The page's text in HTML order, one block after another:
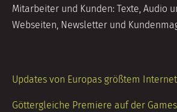
Mitarbeiter und Kunden: Texte, Audio
Webseiten, Newsletter und
Updates von Europas größtem
Göttergleiche Premiere auf der